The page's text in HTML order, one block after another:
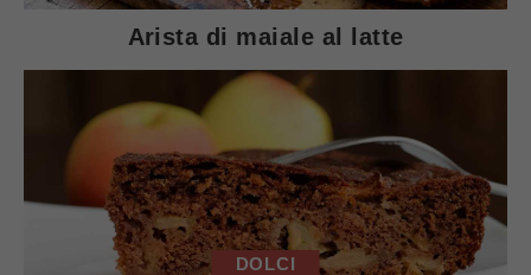
Arista di maiale al latte
DOLCI